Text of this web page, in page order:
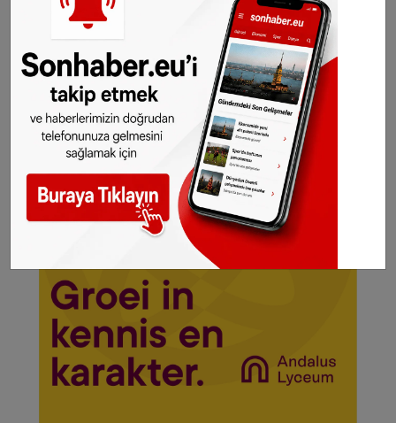
Hollanda ve diğer Avrupa ülkeleri gündeminden
seçtiğimiz haberler her gün telefonunuza
gelsin!Abone olmak için tıklayın
Sitemizde yayımlanan haberlerin her türlü
hakkıSONHABER.eu
’ya aittir. Haberin linki
kaynak olarak gösterilmeden alınan haberler
için hukuki işlem başlatılacaktır.